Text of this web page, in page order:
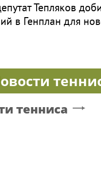
Тепляков
в Генплан для
тенниса